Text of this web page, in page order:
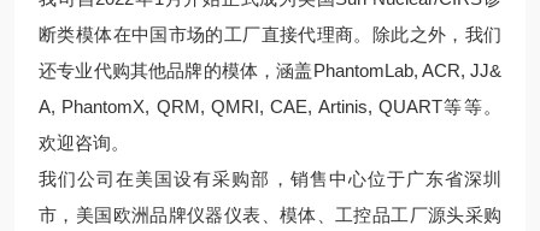
断类模体在中国市场的工厂直接代理商。除此之外，我们
还专业代购其他品牌的模体，涵盖PhantomLab, ACR, JJ&
A, PhantomX, QRM, QMRI, CAE, Artinis, QUART等等。
欢迎咨询。
我们公司在美国设有采购部，销售中心位于广东省深圳
市，美国欧洲品牌仪器仪表、模体、工控品工厂源头采购